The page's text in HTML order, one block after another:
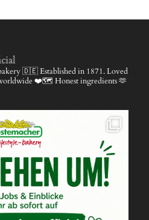
🇩🇪Established in 1871.Loved
worldwide ❤️🗺️ Honest ingredients 🫶